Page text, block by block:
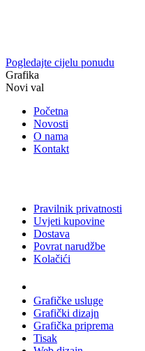
Pogledajte cijelu ponudu
Grafika
Novi val
Početna
Novosti
O nama
Kontakt
Pravilnik privatnosti
Uvjeti kupovine
Dostava
Povrat narudžbe
Kolačići
Grafičke usluge
Grafički dizajn
Grafička priprema
Tisak